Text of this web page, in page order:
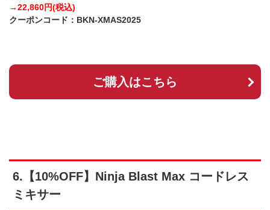
→22,860円(税込)
クーポンコード：BKN-XMAS2025
ご購入はこちら
6.【10%OFF】Ninja Blast Max コードレス
ミキサー